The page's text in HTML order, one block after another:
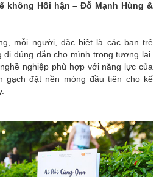
Hối hận – Đỗ Mạnh Hùng &
mỗi người, đặc biệt là các bạn trẻ
đi đúng đắn cho mình trong tương lai.
nghiệp phù hợp với năng lực của
gạch đặt nền móng đầu tiên cho kế